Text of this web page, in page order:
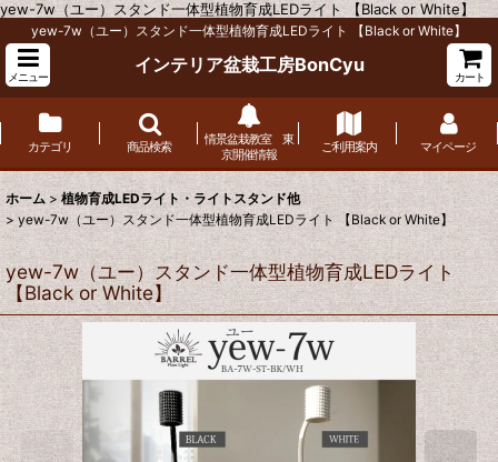
yew-7w（ユー）スタンド一体型植物育成LEDライト 【Black or White】
yew-7w（ユー）スタンド一体型植物育成LEDライト 【Black or White】
メニュー
インテリア盆栽工房BonCyu
カート
カテゴリ 商品検索
情景盆栽教室 東
京開催情報
ご利用案内 マイページ
ホーム > 植物育成LEDライト・ライトスタンド他
> yew-7w（ユー）スタンド一体型植物育成LEDライト 【Black or White】
yew-7w（ユー）スタンド一体型植物育成LEDライト
【Black or White】